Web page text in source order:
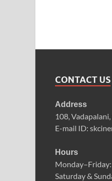
CONTACT US
Address
108,
E-mail ID:
Hours
Saturday &